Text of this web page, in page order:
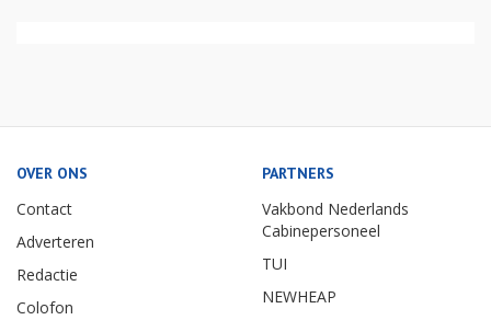
OVER ONS
Contact
Adverteren
Redactie
Colofon
PARTNERS
Vakbond Nederlands
Cabinepersoneel
TUI
NEWHEAP